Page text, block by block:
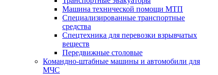
Машина технической помощи МТП
Специализированные транспортные
средства
Спецтехника для перевозки взрывчатых
веществ
Передвижные столовые
Командно-штабные машины и автомобили для
МЧС